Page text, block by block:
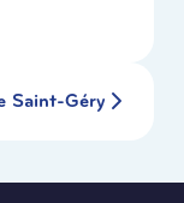
Saint-Géry